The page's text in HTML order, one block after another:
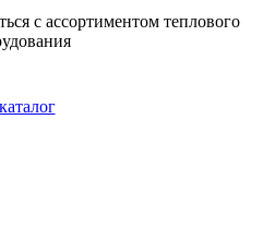
с ассортиментом теплового